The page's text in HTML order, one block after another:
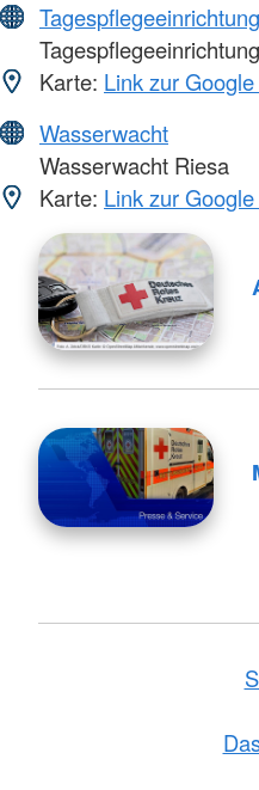
Tagespflegeeinrichtung
Karte: Link zur
Wasserwacht
Wasserwacht Riesa
Karte: Link zur